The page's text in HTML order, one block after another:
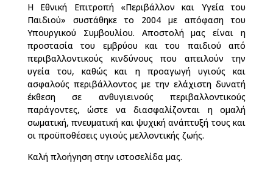
Η Εθνική Επιτροπή «Περιβάλλον και Υγεία του
Παιδιού» συστάθηκε το 2004 με απόφαση του
Υπουργικού Συμβουλίου. Αποστολή μας είναι η
προστασία του εμβρύου και του παιδιού από
περιβαλλοντικούς κινδύνους που απειλούν την
υγεία του, καθώς και η προαγωγή υγιούς και
ασφαλούς περιβάλλοντος με την ελάχιστη δυνατή
έκθεση σε ανθυγιεινούς περιβαλλοντικούς
παράγοντες, ώστε να διασφαλίζονται η ομαλή
σωματική, πνευματική και ψυχική ανάπτυξή τους και
οι προϋποθέσεις υγιούς μελλοντικής ζωής.
Καλή πλοήγηση στην ιστοσελίδα μας.